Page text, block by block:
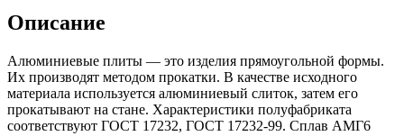
Описание
Алюминиевые плиты — это изделия прямоугольной формы.
Их производят методом прокатки. В качестве исходного
материала используется алюминиевый слиток, затем его
прокатывают на стане. Характеристики полуфабриката
соответствуют ГОСТ 17232, ГОСТ 17232-99. Сплав АМГ6